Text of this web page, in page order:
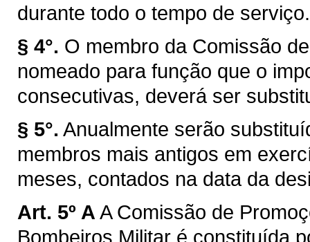
durante todo o tempo de serviço.
§ 4°. O membro da Comissão
nomeado para função que o
consecutivas, deverá ser
§ 5°. Anualmente serão
membros mais antigos em
meses, contados na data da
Art. 5º A A Comissão de
Bombeiros Militar é constituída